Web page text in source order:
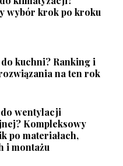
wybór krok po kroku
do kuchni? Ranking i
na ten rok
wentylacji
Kompleksowy
po materiałach,
i montażu